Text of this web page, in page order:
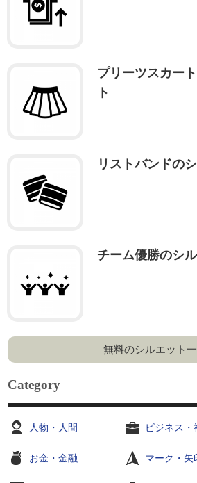
プリーツスカー
ト
リストバンドの
チーム優勝のシ
無料のシルエット
Category
人物・人間 ビジネス・
お金・金融 マーク・矢